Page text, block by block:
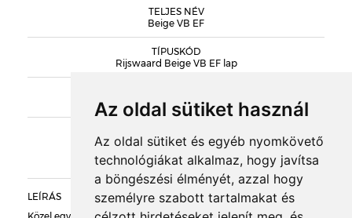
Az oldal sütiket használ
Az oldal sütiket és egyéb nyomkövető
technológiákat alkalmaz, hogy javítsa
a böngészési élményét, azzal hogy
személyre szabott tartalmakat és
TELJES NÉV
Beige VB EF
TÍPUSKÓD
Rijswaard Beige VB EF lap
Rijswaard Vormbak
LEÍRÁS
DOBOZOLÁS
TÖMEG
RAKLAPTÖMEG
DARABSÚLY
RIJSWAARD KATALÓGUS